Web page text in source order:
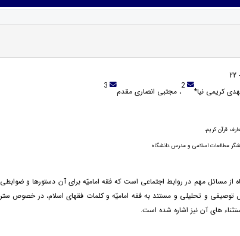
کریمی نیا* 2، مجتبی انصاری مقدم 3
قرآن کریم،
مطالعات اسلامی و مدرس دانشگاه
مسائل مهم در روابط اجتماعی است که فقه امامیّه برای آن دستورها و ضوابطی
توصیفی و تحلیلی و مستند به فقه امامیّه و کلمات فقهای اسلام، در خصوص ستر
های آن نیز اشاره شده است.